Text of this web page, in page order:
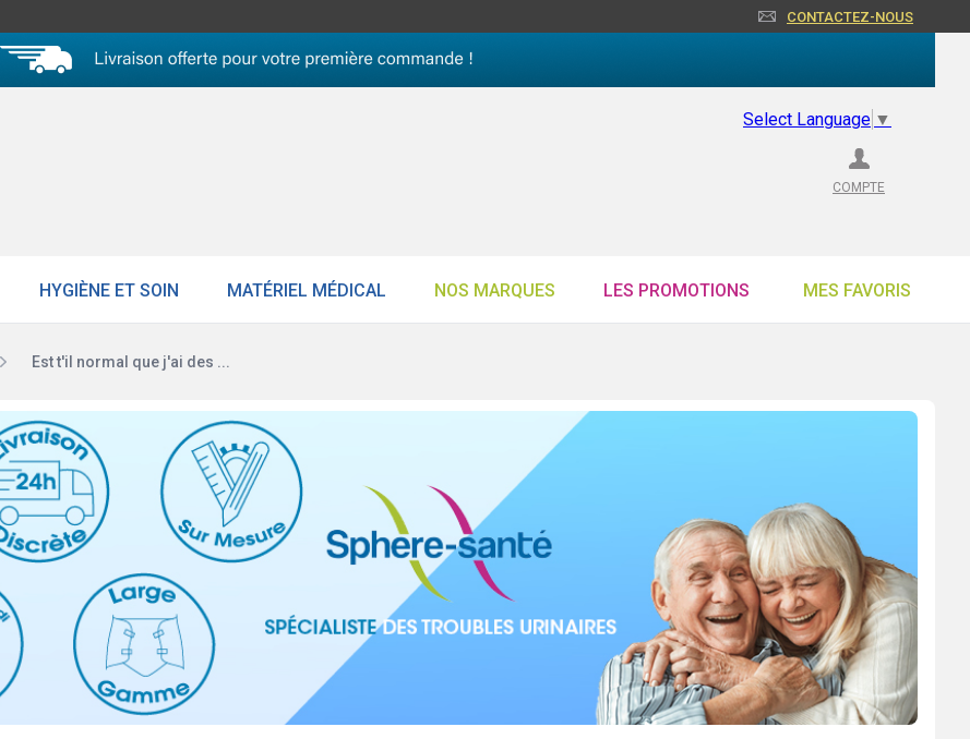
CONTACTEZ-NOUS
Select Language ▼
COMPTE
HYGIÈNE ET SOIN MATÉRIEL MÉDICAL NOS MARQUES LES PROMOTIONS MES FAVORIS
Est t'il normal que j'ai des ...